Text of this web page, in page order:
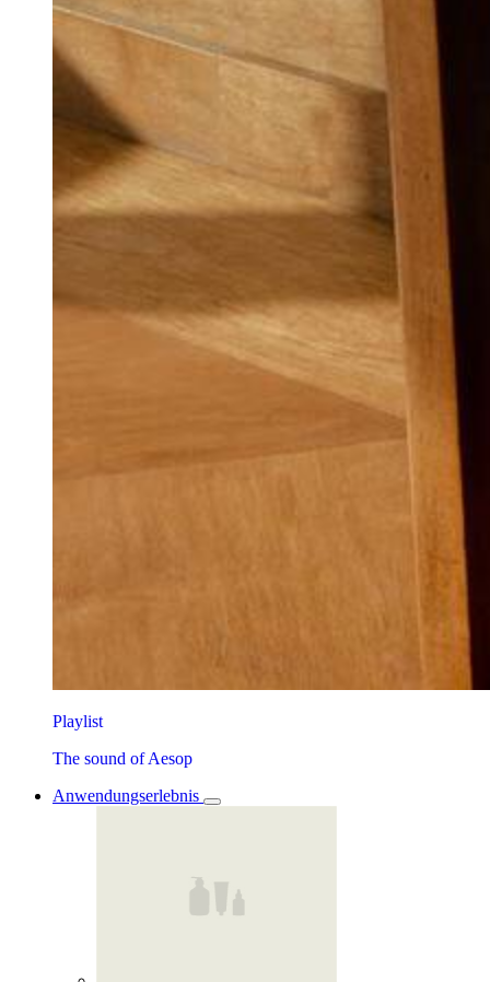
Playlist
The sound of Aesop
Anwendungserlebnis